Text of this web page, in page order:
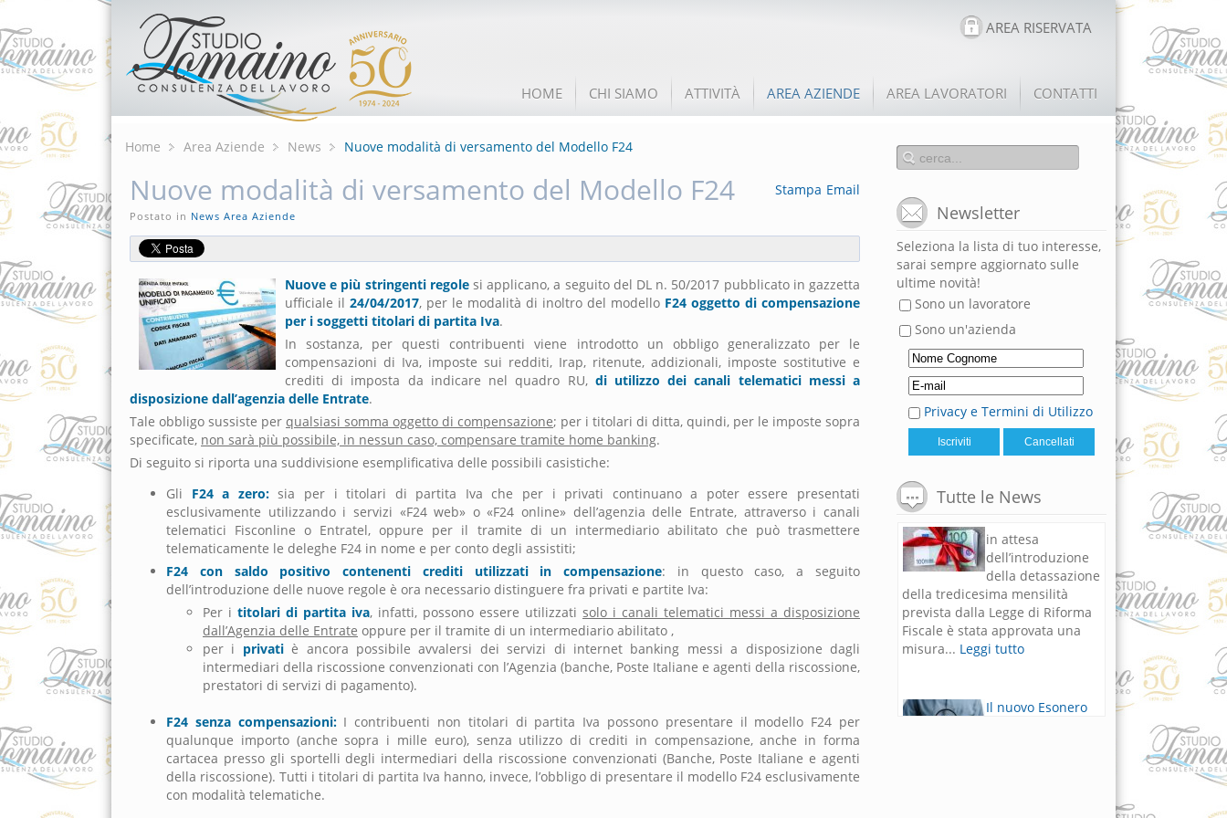
AREA RISERVATA
HOME CHI SIAMO ATTIVITÀ AREA AZIENDE AREA LAVORATORI CONTATTI
Home Area Aziende News Nuove modalità di versamento del Modello F24
Email
Stampa
Nuove modalità di versamento del Modello F24
Postato in News Area Aziende
Nuove e più stringenti regolesi applicano, a seguito del DL n. 50/2017 pubblicato in gazzetta
ufficiale il 24/04/2017, per le modalità di inoltro del modello F24 oggetto di compensazione
per i soggetti titolari di partita Iva.
In sostanza, per questi contribuenti viene introdotto un obbligo generalizzato per le
compensazioni di Iva, imposte sui redditi, Irap, ritenute, addizionali, imposte sostitutive e
crediti di imposta da indicare nel quadro RU, di utilizzo dei canali telematici messi a
disposizione dall’agenzia delle Entrate.
Tale obbligo sussiste per qualsiasi somma oggetto di compensazione; per i titolari di ditta, quindi, per le imposte sopra
specificate, non sarà più possibile, in nessun caso, compensare tramite home banking.
Di seguito si riporta una suddivisione esemplificativa delle possibili casistiche:
Gli F24 a zero:sia per i titolari di partita Iva che per i privati continuano a poter essere presentati
esclusivamente utilizzando i servizi «F24 web» o «F24 online» dell’agenzia delle Entrate, attraverso i canali
telematici Fisconline o Entratel, oppure per il tramite di un intermediario abilitato che può trasmettere
telematicamente le deleghe F24 in nome e per conto degli assistiti;
F24 con saldo positivo contenenti crediti utilizzati in compensazione: in questo caso, a seguito
dell’introduzione delle nuove regole è ora necessario distinguere fra privati e partite Iva:
Per i titolari di partita iva, infatti, possono essere utilizzati solo i canali telematici messi a disposizione
dall’Agenzia delle Entrate oppure per il tramite di un intermediario abilitato ,
per i privatiè ancora possibile avvalersi dei servizi di internet banking messi a disposizione dagli
intermediari della riscossione convenzionati con l’Agenzia (banche, Poste Italiane e agenti della riscossione,
prestatori di servizi di pagamento).
F24 senza compensazioni:I contribuenti non titolari di partita Iva possono presentare il modello F24 per
qualunque importo (anche sopra i mille euro), senza utilizzo di crediti in compensazione, anche in forma
cartacea presso gli sportelli degli intermediari della riscossione convenzionati (Banche, Poste Italiane e agenti
della riscossione). Tutti i titolari di partita Iva hanno, invece, l’obbligo di presentare il modello F24 esclusivamente
con modalità telematiche.
Newsletter
Seleziona la lista di tuo interesse,
sarai sempre aggiornato sulle
ultime novità!
Sono un lavoratore
Sono un'azienda
Privacy e Termini di Utilizzo
Tutte le News
lavoratrici madri e
Il Bonus Natale
in attesa
della detassazione
della tredicesima mensilità
prevista dalla Legge di Riforma
Fiscale è stata approvata una
misura...Leggi tutto